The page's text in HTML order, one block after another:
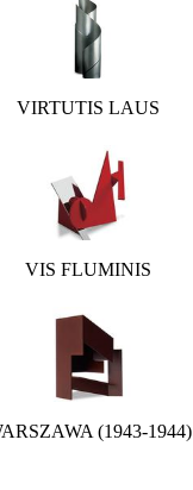
VIRTUTIS LAUS
VIS FLUMINIS
(1943-1944)